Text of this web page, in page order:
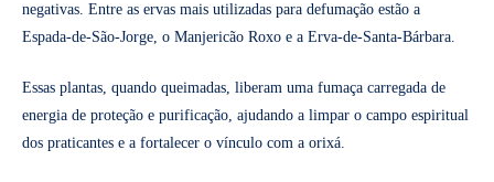
negativas. Entre as ervas mais utilizadas para defumação estão a
Espada-de-São-Jorge, o Manjericão Roxo e a Erva-de-Santa-Bárbara.
Essas plantas, quando queimadas, liberam uma fumaça carregada de
energia de proteção e purificação, ajudando a limpar o campo espiritual
dos praticantes e a fortalecer o vínculo com a orixá.